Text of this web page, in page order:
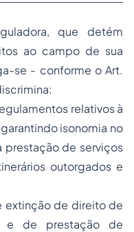
que detém
ao campo de sua
se - conforme o Art.
relativos à
isonomia no
prestação de serviços
outorgados e
extinção de direito de
e de prestação de